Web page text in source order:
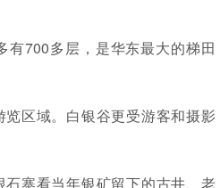
700多层，是华东最大的梯田
区域。白银谷更受游客和摄影
寨看当年银矿留下的古井、老